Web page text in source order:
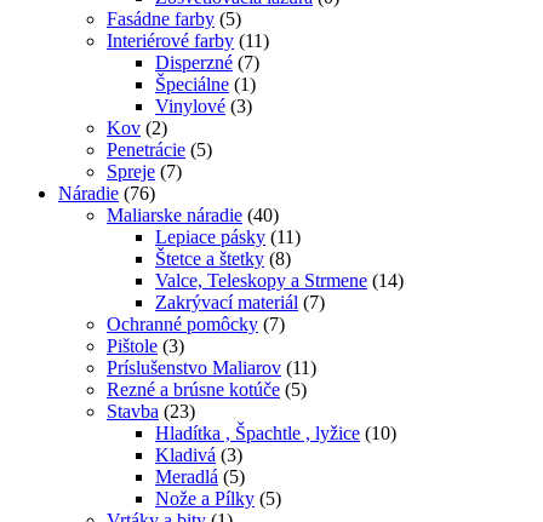
Fasádne farby (5)
Interiérové farby (11)
Disperzné (7)
Špeciálne (1)
Vinylové (3)
Kov (2)
Penetrácie (5)
Spreje (7)
Náradie (76)
Maliarske náradie (40)
Lepiace pásky (11)
Štetce a štetky (8)
Valce, Teleskopy a Strmene (14)
Zakrývací materiál (7)
Ochranné pomôcky (7)
Pištole (3)
Príslušenstvo Maliarov (11)
Rezné a brúsne kotúče (5)
Stavba (23)
Hladítka , Špachtle , lyžice (10)
Kladivá (3)
Meradlá (5)
Nože a Pílky (5)